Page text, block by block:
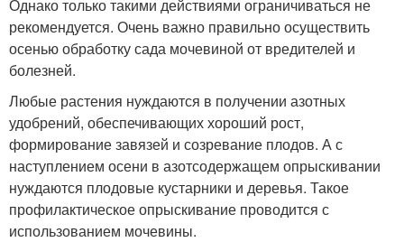
Однако только такими действиями ограничиваться не
рекомендуется. Очень важно правильно осуществить
осенью обработку сада мочевиной от вредителей и
болезней.
Любые растения нуждаются в получении азотных
удобрений, обеспечивающих хороший рост,
формирование завязей и созревание плодов. А с
наступлением осени в азотсодержащем опрыскивании
нуждаются плодовые кустарники и деревья. Такое
профилактическое опрыскивание проводится с
использованием мочевины.